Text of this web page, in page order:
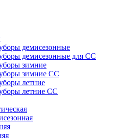
демисезонные
демисезонные для СС
зимние
зимние СС
летние
летние СС